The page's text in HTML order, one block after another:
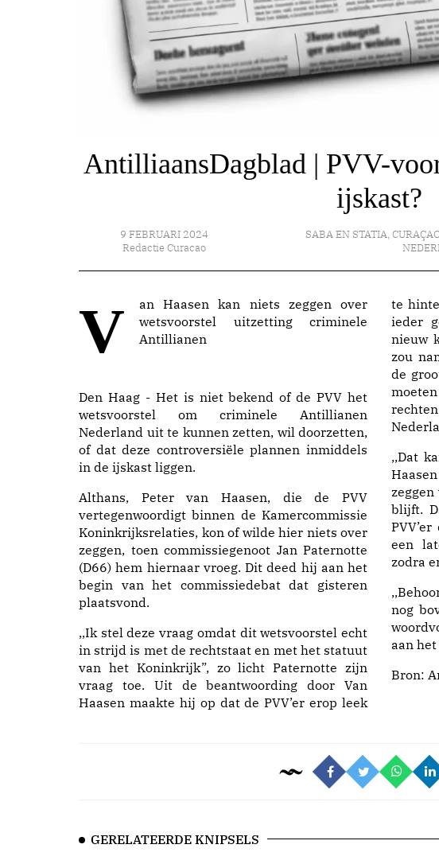
AntilliaansDagblad | PVV-
ijskast?
9 FEBRUARI 2024
Redactie Curacao
SABA EN STATIA,
Van Haasen kan niets zeggen over
wetsvoorstel uitzetting criminele
Antillianen
Den Haag - Het is niet bekend of de PVV het
wetsvoorstel om criminele Antillianen
Nederland uit te kunnen zetten, wil doorzetten,
of dat deze controversiële plannen inmiddels
in de ijskast liggen.
Althans, Peter van Haasen, die de PVV
vertegenwoordigt binnen de Kamercommissie
Koninkrijksrelaties, kon of wilde hier niets over
zeggen, toen commissiegenoot Jan Paternotte
(D66) hem hiernaar vroeg. Dit deed hij aan het
begin van het commissiedebat dat gisteren
plaatsvond.
,,Ik stel deze vraag omdat dit wetsvoorstel echt
in strijd is met de rechtstaat en met het statuut
van het Koninkrijk”, zo licht Paternotte zijn
vraag toe. Uit de beantwoording door Van
Haasen maakte hij op dat de PVV’er erop leek
te
ieder
nieuw
zou
de
,,Dat
blijft.
een
zodra
nog
aan
Bron:
GERELATEERDE KNIPSELS